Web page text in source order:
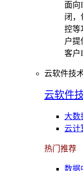
面向
闭，
控等
户提
客户
云软件技
云软件
大数
云计
热门推荐
数据